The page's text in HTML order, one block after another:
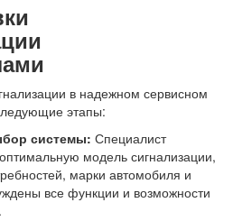
в надежном сервисном
этапы:
системы: Специалист
модель сигнализации,
марки автомобиля и
все функции и возможности